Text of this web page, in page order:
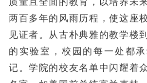
两百多年的风雨历程，使这座
见证者。从古朴典雅的教学楼
的实验室，校园的每一处都
记。学院的校友名单中闪耀着